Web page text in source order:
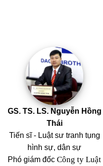
GS. TS. LS. Nguyễn Hồng
Thái
Tiến sĩ - Luật sư tranh tụng
hình sự, dân sự
Phó giám đốc Công ty Luật